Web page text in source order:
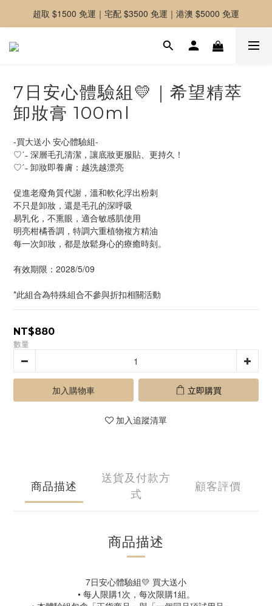
-好友募集中-加入官方LINE好友獲取優惠券
超取 $1500 免運｜宅配 $3500 免運｜港澳 $5000 免運
-好友募集中-加入官方LINE好友獲取優惠券
7日安心體驗組💛｜希望精萃
卸妝膏 100ml
-買大送小 安心體驗組-
♡ˊ˗ 深層毛孔清潔，讓底妝更服貼、更持久！
♡ˊ˗ 卸妝即養膚：越洗越漂亮
促進老廢角質代謝，溫和軟化浮出粉刺
不只是卸妝，還是毛孔的深呼吸
易乳化，不熏眼，適合敏感肌使用
明亮柑橘香調，特調六重植物複方精油
每一次卸妝，都是放鬆身心的療癒時刻。
有效期限：2028/5/09
*此組合為特殊組合不參與折扣相關活動
NT$880
數量
加入購物車 立即購買
加入追蹤清單
商品描述
送貨及付款方
式
顧客評價
商品描述
7日安心體驗組💛 買大送小
• 每人限購1次，每次限購1組。